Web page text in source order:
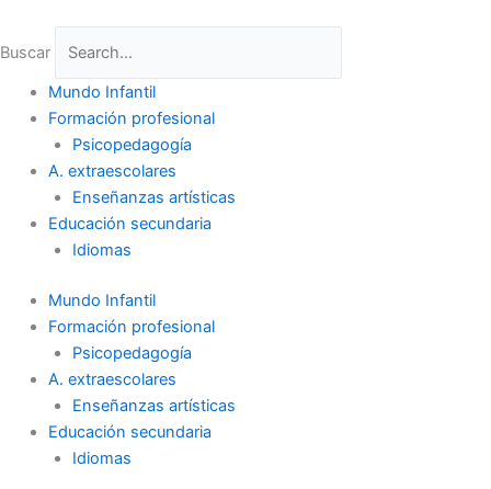
contenido
Buscar
Mundo Infantil
Formación profesional
Psicopedagogía
A. extraescolares
Enseñanzas artísticas
Educación secundaria
Idiomas
Mundo Infantil
Formación profesional
Psicopedagogía
A. extraescolares
Enseñanzas artísticas
Educación secundaria
Idiomas